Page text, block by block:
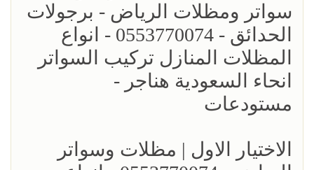
سواتر ومظلات الرياض - برجولات
الحدائق - 0553770074 - انواع
المظلات المنازل تركيب السواتر
انحاء السعودية هناجر -
مستودعات
الاختيار الاول | مظلات وسواتر